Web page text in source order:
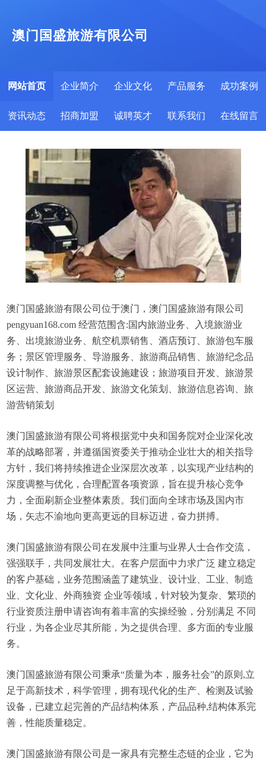
澳门国盛旅游有限公司
网站首页 企业简介 企业文化 产品服务 成功案例
资讯动态 招商加盟 诚聘英才 联系我们 在线留言
澳门国盛旅游有限公司位于澳门，澳门国盛旅游有限公司
pengyuan168.com 经营范围含:国内旅游业务、入境旅游业
务、出境旅游业务、航空机票销售、酒店预订、旅游包车服
务；景区管理服务、导游服务、旅游商品销售、旅游纪念品
设计制作、旅游景区配套设施建设；旅游项目开发、旅游景
区运营、旅游商品开发、旅游文化策划、旅游信息咨询、旅
游营销策划
澳门国盛旅游有限公司将根据党中央和国务院对企业深化改
革的战略部署，并遵循国资委关于推动企业壮大的相关指导
方针，我们将持续推进企业深层次改革，以实现产业结构的
深度调整与优化，合理配置各项资源，旨在提升核心竞争
力，全面刷新企业整体素质。我们面向全球市场及国内市
场，矢志不渝地向更高更远的目标迈进，奋力拼搏。
澳门国盛旅游有限公司在发展中注重与业界人士合作交流，
强强联手，共同发展壮大。在客户层面中力求广泛 建立稳定
的客户基础，业务范围涵盖了建筑业、设计业、工业、制造
业、文化业、外商独资 企业等领域，针对较为复杂、繁琐的
行业资质注册申请咨询有着丰富的实操经验，分别满足 不同
行业，为各企业尽其所能，为之提供合理、多方面的专业服
务。
澳门国盛旅游有限公司秉承“质量为本，服务社会”的原则,立
足于高新技术，科学管理，拥有现代化的生产、检测及试验
设备，已建立起完善的产品结构体系，产品品种,结构体系完
善，性能质量稳定。
澳门国盛旅游有限公司是一家具有完整生态链的企业，它为